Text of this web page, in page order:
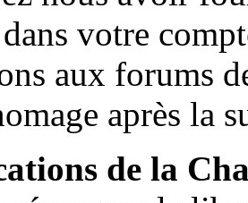
votre
aux forums
après la
de la